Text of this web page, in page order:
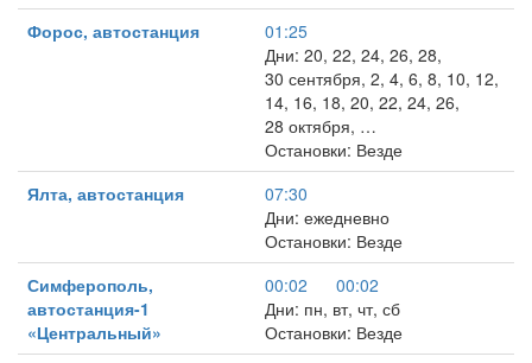
Форос, автостанция
01:25
Дни: 20, 22, 24, 26, 28,
30 сентября, 2, 4, 6, 8, 10, 12,
14, 16, 18, 20, 22, 24, 26,
28 октября, …
Остановки: Везде
Ялта, автостанция
07:30
Дни: ежедневно
Остановки: Везде
Симферополь,
автостанция-1
«Центральный»
00:02
00:02
Дни: пн, вт, чт, сб
Остановки: Везде